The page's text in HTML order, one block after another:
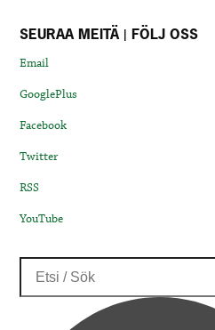
SEURAA MEITÄ | FÖLJ OSS
Email
GooglePlus
Facebook
Twitter
RSS
YouTube